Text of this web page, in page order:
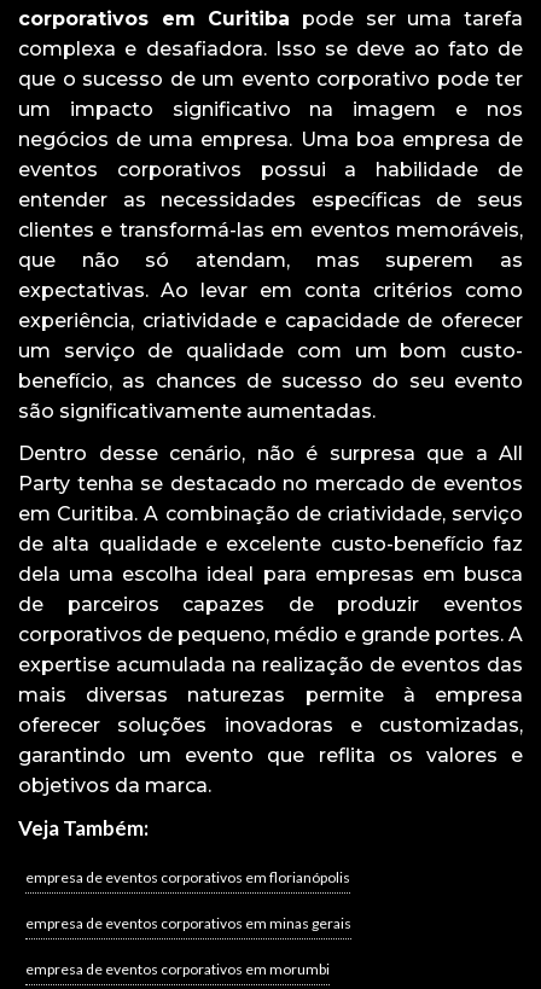
corporativos em Curitiba pode ser uma tarefa
complexa e desafiadora. Isso se deve ao fato de
que o sucesso de um evento corporativo pode ter
um impacto significativo na imagem e nos
negócios de uma empresa. Uma boa empresa de
eventos corporativos possui a habilidade de
entender as necessidades específicas de seus
clientes e transformá-las em eventos memoráveis,
que não só atendam, mas superem as
expectativas. Ao levar em conta critérios como
experiência, criatividade e capacidade de oferecer
um serviço de qualidade com um bom custo-
benefício, as chances de sucesso do seu evento
são significativamente aumentadas.
Dentro desse cenário, não é surpresa que a All
Party tenha se destacado no mercado de eventos
em Curitiba. A combinação de criatividade, serviço
de alta qualidade e excelente custo-benefício faz
dela uma escolha ideal para empresas em busca
de parceiros capazes de produzir eventos
corporativos de pequeno, médio e grande portes. A
expertise acumulada na realização de eventos das
mais diversas naturezas permite à empresa
oferecer soluções inovadoras e customizadas,
garantindo um evento que reflita os valores e
objetivos da marca.
Veja Também:
empresa de eventos corporativos em florianópolis
empresa de eventos corporativos em minas gerais
empresa de eventos corporativos em morumbi